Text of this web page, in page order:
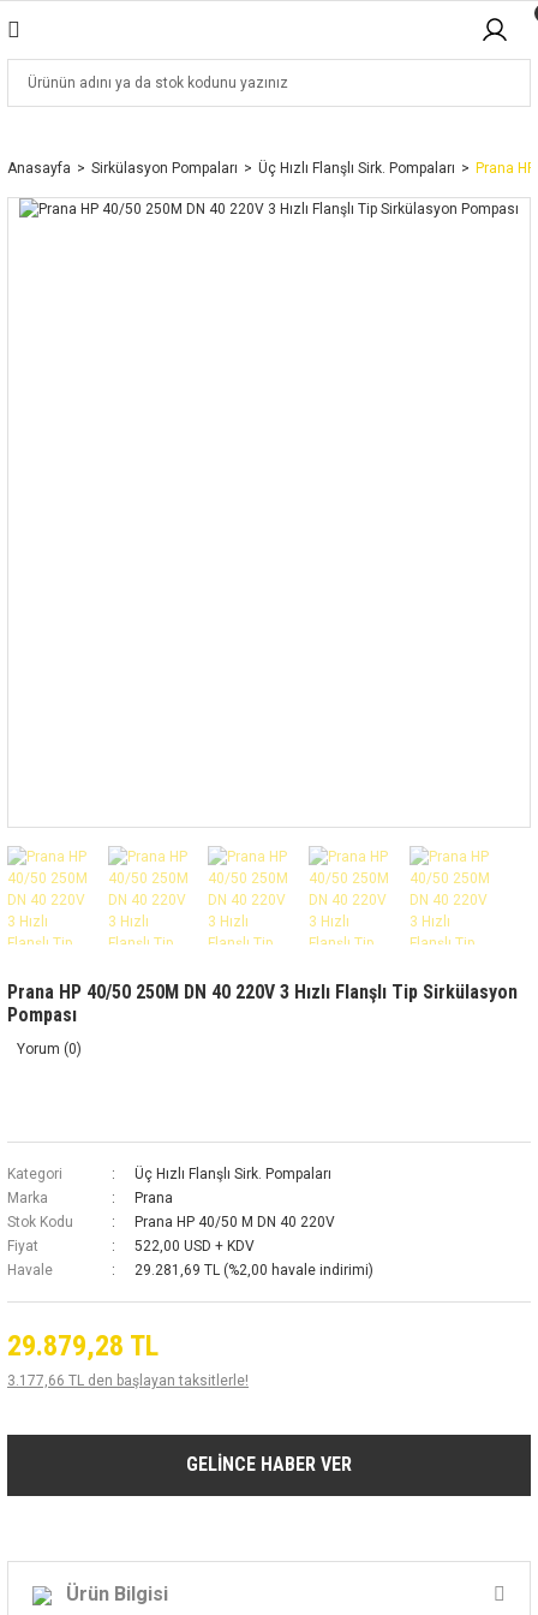
Anasayfa Sirkülasyon Pompaları Üç Hızlı Flanşlı Sirk. Pompaları Prana
Prana HP 40/50 250M DN 40 220V 3 Hızlı Flanşlı Tip Sirkülasyon
Pompası
Yorum (0)
Kategori
Üç Hızlı Flanşlı Sirk. Pompaları
Marka
Prana
Stok Kodu
Prana HP 40/50 M DN 40 220V
Fiyat
522,00 USD + KDV
Havale
29.281,69 TL (%2,00 havale indirimi)
29.879,28 TL
3.177,66 TL den başlayan taksitlerle!
GELİNCE HABER VER
Ürün Bilgisi